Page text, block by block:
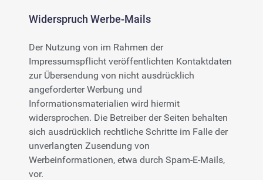
Widerspruch Werbe-Mails
Der Nutzung von im Rahmen der
Impressumspflicht veröffentlichten Kontaktdaten
zur Übersendung von nicht ausdrücklich
angeforderter Werbung und
Informationsmaterialien wird hiermit
widersprochen. Die Betreiber der Seiten behalten
sich ausdrücklich rechtliche Schritte im Falle der
unverlangten Zusendung von
Werbeinformationen, etwa durch Spam-E-Mails,
vor.